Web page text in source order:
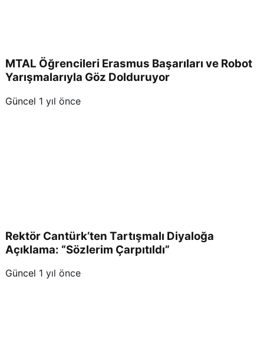
MTAL Öğrencileri Erasmus Başarıları ve Robot
Yarışmalarıyla Göz Dolduruyor
Güncel 1 yıl önce
Rektör Cantürk’ten Tartışmalı Diyaloğa
Açıklama: “Sözlerim Çarpıtıldı”
Güncel 1 yıl önce